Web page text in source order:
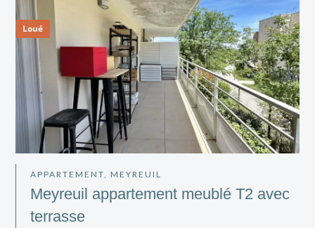
APPARTEMENT, MEYREUIL
Meyreuil appartement meublé T2 avec
terrasse
Loué